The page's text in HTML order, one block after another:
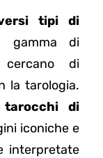
tipi di
gamma di
di
la tarologia.
tarocchi di
iconiche e
interpretate